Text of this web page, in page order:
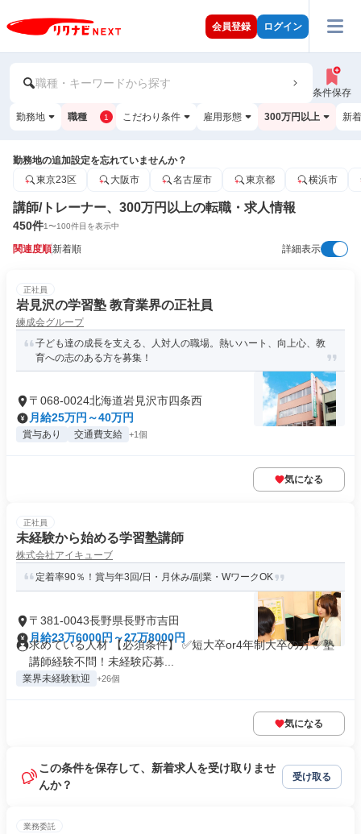
会員登録 ログイン
職種・キーワードから探す
条件保存
勤務地 職種 1 こだわり条件 雇用形態 300万円以上 新
勤務地の追加設定を忘れていませんか？
東京23区
大阪市 名古屋市 東京都 横浜市
講師/トレーナー、300万円以上の転職・求人情報
450件1〜100件目を表示中
関連度順新着順 詳細表示
正社員
岩見沢の学習塾 教育業界の正社員
練成会グループ
子ども達の成長を支える、人対人の職場。熱いハート、向上心、教
育への志のある方を募集！
〒068-0024北海道岩見沢市四条西
月給25万円～40万円
賞与あり 交通費支給 +1個
気になる
正社員
未経験から始める学習塾講師
株式会社アイキューブ
定着率90％！賞与年3回/日・月休み/副業・WワークOK
〒381-0043長野県長野市吉田
月給23万6000円～27万8000円
求めている人材 【必須条件】 ✅短大卒or4年制大卒の方 ✅塾
講師経験不問！未経験応募...
業界未経験歓迎 +26個
気になる
この条件を保存して、新着求人を受け取りませ
んか？
受け取る
業務委託